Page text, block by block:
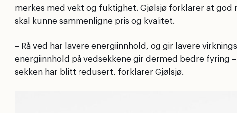
merkes med vekt og fuktighet. Gjølsjø forklarer at
skal kunne sammenligne pris og kvalitet.
– Rå ved har lavere energiinnhold, og gir lavere
energiinnhold på vedsekkene gir dermed bedre fyring
sekken har blitt redusert, forklarer Gjølsjø.